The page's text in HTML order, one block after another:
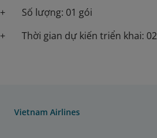
+ Số lượng: 01 gói
+ Thời gian dự kiến triển khai:
Vietnam Airlines